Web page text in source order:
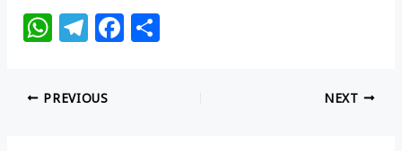
W
at
s
T
e
g
F
PREVIOUS NEXT